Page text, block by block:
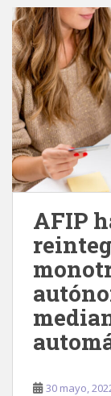
AFIP
30 mayo,